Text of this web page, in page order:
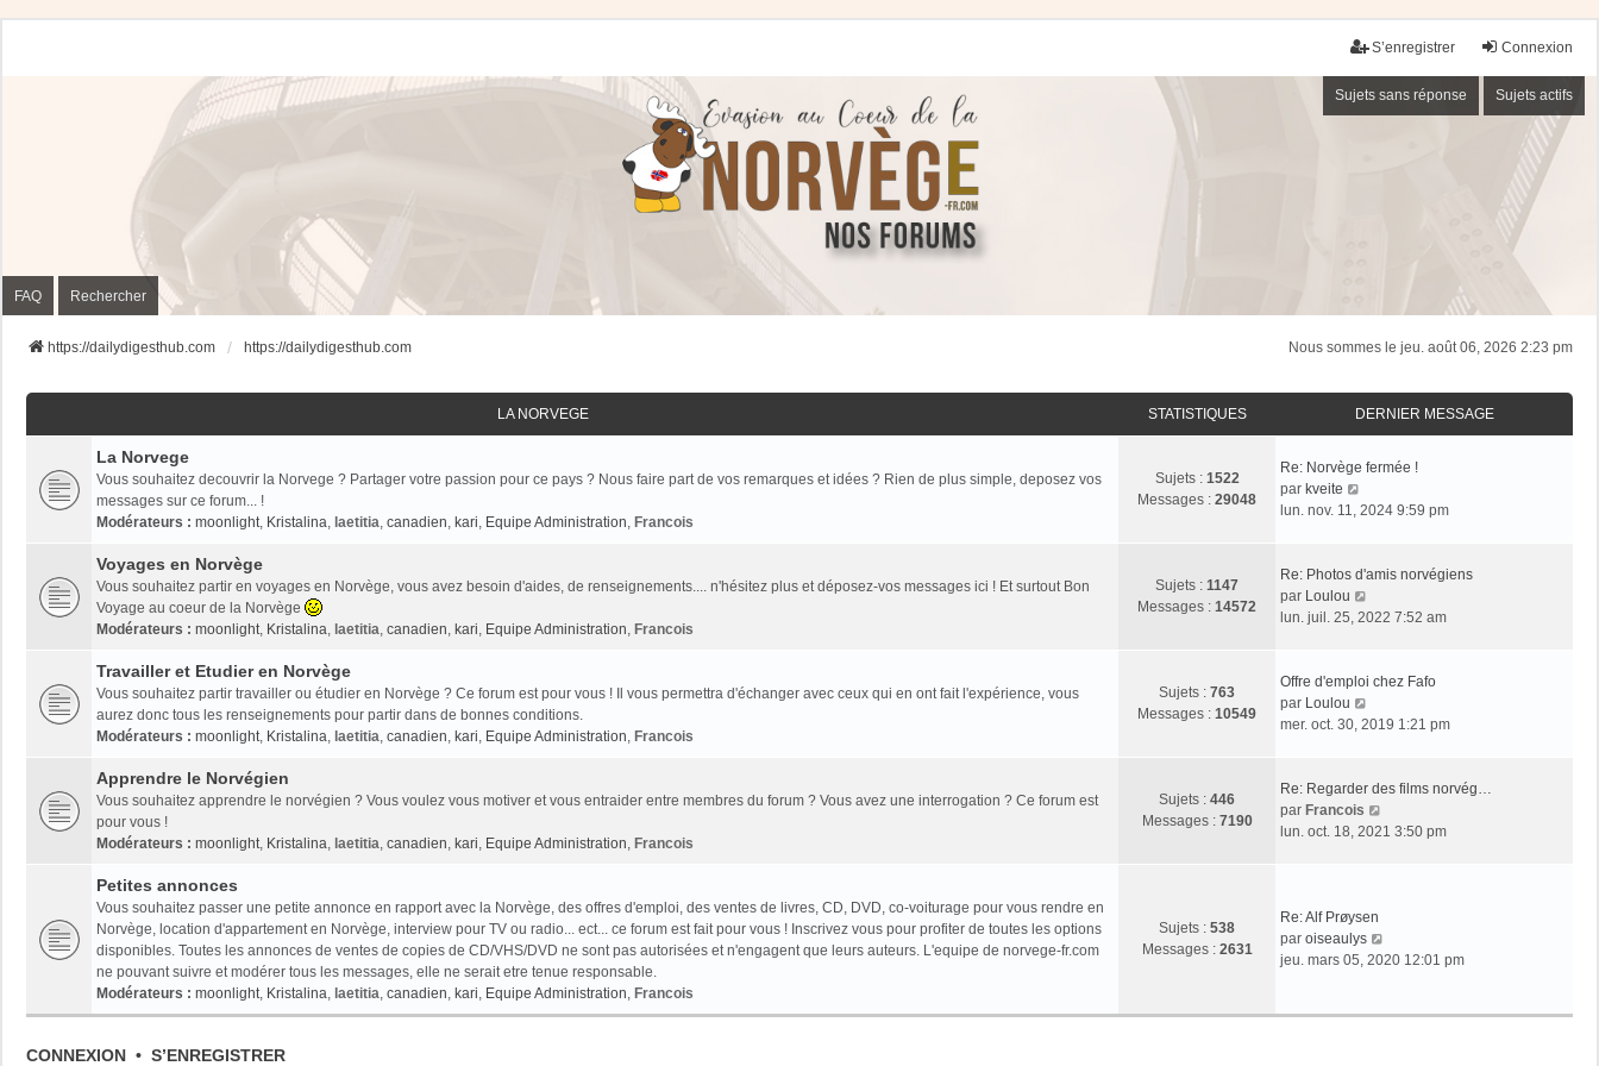
Connexion
S’enregistrer
Sujets sans réponse Sujets actifs
FAQ Rechercher
Nous sommes le jeu. août 06, 2026 2:23 pm
https://dailydigesthub.com https://dailydigesthub.com
LA NORVEGE STATISTIQUES DERNIER MESSAGE
La Norvege
Vous souhaitez decouvrir la Norvege ? Partager votre passion pour ce pays ? Nous faire part de vos remarques et idées ? Rien de plus simple, deposez vos
messages sur ce forum... !
Modérateurs : moonlight, Kristalina, laetitia, canadien, kari, Equipe Administration, Francois
Sujets : 1522
Messages : 29048
Re: Norvège fermée !
par kveite
o
l
e
d
n
i
e
e
s
s
lun. nov. 11, 2024 9:59 pm
Voyages en Norvège
Vous souhaitez partir en voyages en Norvège, vous avez besoin d'aides, de renseignements.... n'hésitez plus et déposez-vos messages ici ! Et surtout Bon
Voyage au coeur de la Norvège
Modérateurs : moonlight, Kristalina, laetitia, canadien, kari, Equipe Administration, Francois
Sujets : 1147
Messages : 14572
Re: Photos d'amis norvégiens
par Loulou
o
l
d
n
i
e
s
s
a
lun. juil. 25, 2022 7:52 am
Travailler et Etudier en Norvège
Vous souhaitez partir travailler ou étudier en Norvège ? Ce forum est pour vous ! Il vous permettra d'échanger avec ceux qui en ont fait l'expérience, vous
aurez donc tous les renseignements pour partir dans de bonnes conditions.
Modérateurs : moonlight, Kristalina, laetitia, canadien, kari, Equipe Administration, Francois
Sujets : 763
Messages : 10549
Offre d'emploi chez Fafo
par Loulou
o
l
e
d
i
e
r
mer. oct. 30, 2019 1:21 pm
Apprendre le Norvégien
Vous souhaitez apprendre le norvégien ? Vous voulez vous motiver et vous entraider entre membres du forum ? Vous avez une interrogation ? Ce forum est
pour vous !
Modérateurs : moonlight, Kristalina, laetitia, canadien, kari, Equipe Administration, Francois
Sujets : 446
Messages : 7190
Re: Regarder des films norvég…
par Francois
o
d
e
lun. oct. 18, 2021 3:50 pm
Petites annonces
Vous souhaitez passer une petite annonce en rapport avec la Norvège, des offres d'emploi, des ventes de livres, CD, DVD, co-voiturage pour vous rendre en
Norvège, location d'appartement en Norvège, interview pour TV ou radio... ect... ce forum est fait pour vous ! Inscrivez vous pour profiter de toutes les options
disponibles. Toutes les annonces de ventes de copies de CD/VHS/DVD ne sont pas autorisées et n'engagent que leurs auteurs. L'equipe de norvege-fr.com
ne pouvant suivre et modérer tous les messages, elle ne serait etre tenue responsable.
Modérateurs : moonlight, Kristalina, laetitia, canadien, kari, Equipe Administration, Francois
Sujets : 538
Messages : 2631
Re: Alf Prøysen
par oiseaulys
o
jeu. mars 05, 2020 12:01 pm
CONNEXION • S’ENREGISTRER